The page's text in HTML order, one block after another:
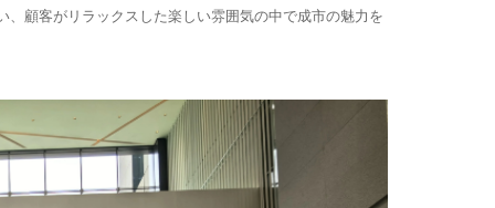
顧客がリラックスした楽しい雰囲気の中で成市の魅力を